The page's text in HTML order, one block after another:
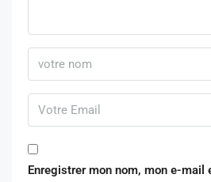
Enregistrer mon nom, mon e-mail